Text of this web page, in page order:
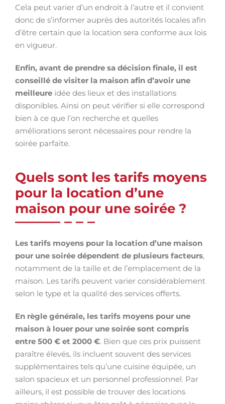
Cela peut varier d’un endroit à l’autre et il convient
donc de s’informer auprès des autorités locales afin
d’être certain que la location sera conforme aux lois
en vigueur.
Enfin, avant de prendre sa décision finale, il est
conseillé de visiter la maison afin d’avoir une
meilleure idée des lieux et des installations
disponibles. Ainsi on peut vérifier si elle correspond
bien à ce que l’on recherche et quelles
améliorations seront nécessaires pour rendre la
soirée parfaite.
Quels sont les tarifs moyens
pour la location d’une
maison pour une soirée ?
Les tarifs moyens pour la location d’une maison
pour une soirée dépendent de plusieurs facteurs,
notamment de la taille et de l’emplacement de la
maison. Les tarifs peuvent varier considérablement
selon le type et la qualité des services offerts.
En règle générale, les tarifs moyens pour une
maison à louer pour une soirée sont compris
entre 500 € et 2000 €. Bien que ces prix puissent
paraître élevés, ils incluent souvent des services
supplémentaires tels qu’une cuisine équipée, un
salon spacieux et un personnel professionnel. Par
ailleurs, il est possible de trouver des locations